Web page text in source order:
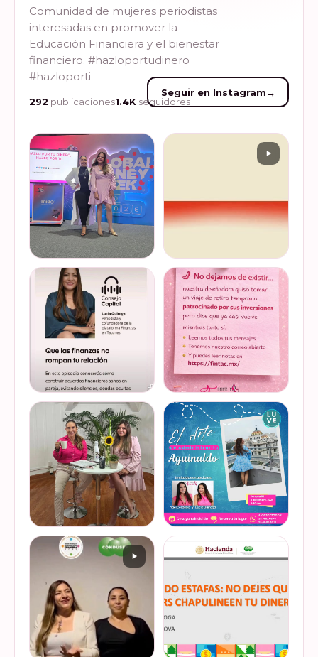
Comunidad de mujeres periodistas
interesadas en promover la
Educación Financiera y el bienestar
financiero. #hazloportudinero
#hazloporti
292 publicaciones1.4K seguidores
Seguir en Instagram→
Felices de haber sido
invitadas, por cuarto año
consecutivo, a participar en
la Global Money Week, una
iniciativa que impulsa la
educación f…
VER EN
INSTAGRAM
Del 17 al 22 de marzo se
lleva a cabo la Global
Money Week 2026 (Semana
Mundial del Dinero).
Finanzas en Tacones
somos parte de esta
Jornada…
VER EN
INSTAGRAM
@lucyquiroga tuvo la
oportunidad de conversar
con la gran Ilana Sod, en el
#podcast Consejo Capital
de @scotiabankmx Gracias
por la invitac…
VER EN
INSTAGRAM
Prometemos que no
desaparecimos… solo
estamos reorganizando
todo (y esperando a que el
diseñador vuelva del retiro
😅). No estamos publicand…
VER EN
INSTAGRAM
De cuando te toca ser la
entrevistada. Un placer
platicar con Esther Luiselli
de tus finanzas en la serie
de "Mu…
VER EN
INSTAGRAM
mejor forma de gestionar
ese dinero extra de fin de
ahorro o aguinaldo, es un
dinero…
VER EN
INSTAGRAM